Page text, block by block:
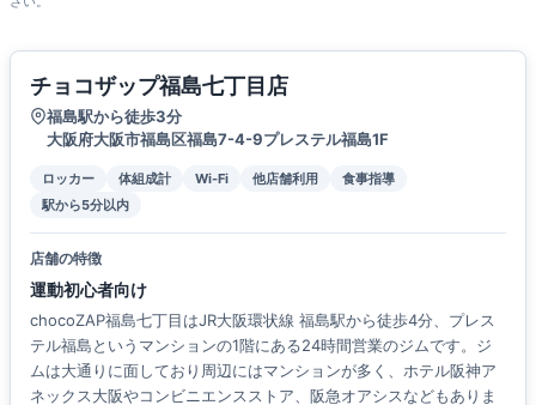
チョコザップ福島七丁目店
福島駅から徒歩3分
大阪府大阪市福島区福島7-4-9プレステル福島1F
ロッカー 体組成計 Wi-Fi 他店舗利用
食事指導
駅から5分以内
店舗の特徴
運動初心者向け
chocoZAP福島七丁目はJR大阪環状線 福島駅から徒歩4分、プレス
テル福島というマンションの1階にある24時間営業のジムです。ジ
ムは大通りに面しており周辺にはマンションが多く、ホテル阪神ア
ネックス大阪やコンビニエンスストア、阪急オアシスなどもありま